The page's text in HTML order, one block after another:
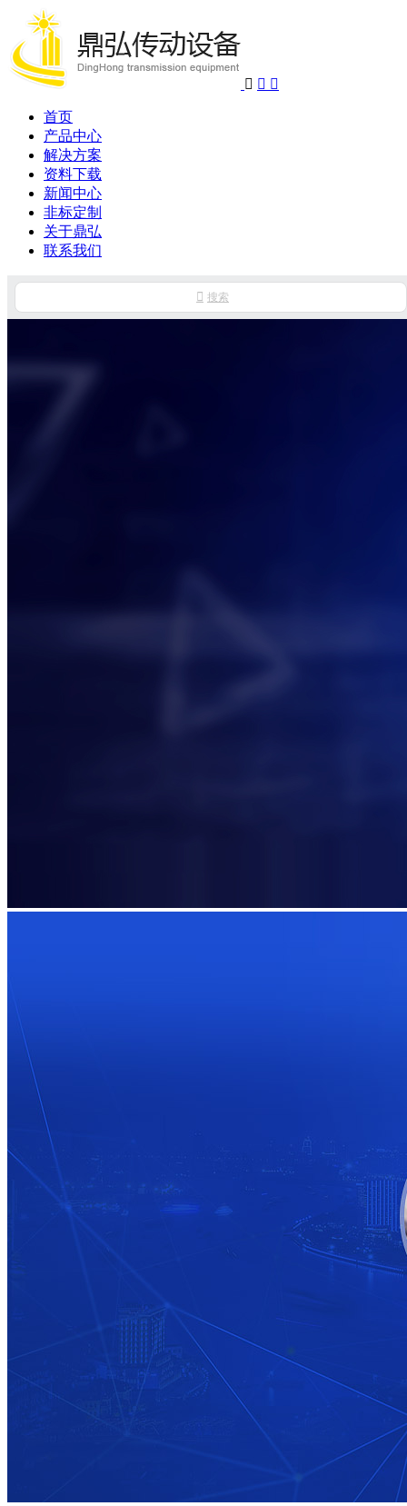
  
首页
产品中心
解决方案
资料下载
新闻中心
非标定制
关于鼎弘
联系我们
 搜索